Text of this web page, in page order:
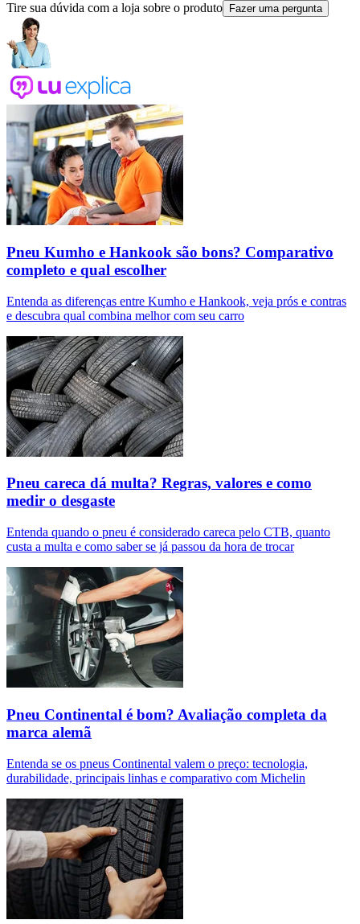
Tire sua dúvida com a loja sobre o produto Fazer uma pergunta
Pneu Kumho e Hankook são bons? Comparativo
completo e qual escolher
Entenda as diferenças entre Kumho e Hankook, veja prós e contras
e descubra qual combina melhor com seu carro
Pneu careca dá multa? Regras, valores e como
medir o desgaste
Entenda quando o pneu é considerado careca pelo CTB, quanto
custa a multa e como saber se já passou da hora de trocar
Pneu Continental é bom? Avaliação completa da
marca alemã
Entenda se os pneus Continental valem o preço: tecnologia,
durabilidade, principais linhas e comparativo com Michelin